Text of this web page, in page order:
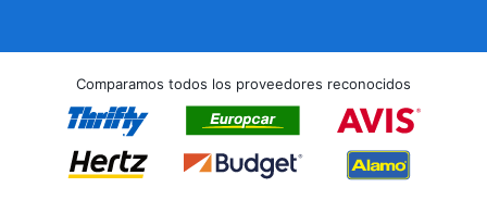
Comparamos todos los proveedores reconocidos